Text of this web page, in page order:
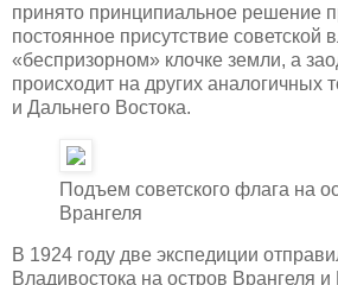
принято принципиальное решение
постоянное присутствие советской
«беспризорном» клочке земли, а
происходит на других аналогичных
и Дальнего Востока.
Подъем советского флага на
Врангеля
В 1924 году две экспедиции
Владивостока на остров Врангеля